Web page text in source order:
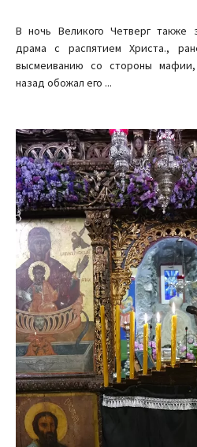
В ночь Великого Четверг также
драма с распятием Христа.,
высмеиванию со стороны
назад обожал его ...